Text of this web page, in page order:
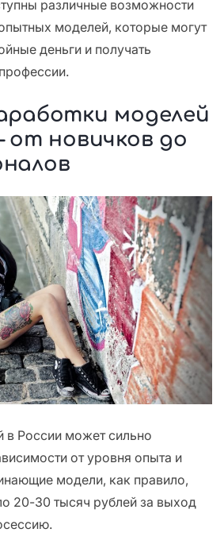
различные возможности
моделей, которые могут
деньги и получать
моделей
от новичков до
в России может сильно
от уровня опыта и
модели, как правило,
20-30 тысяч рублей за выход